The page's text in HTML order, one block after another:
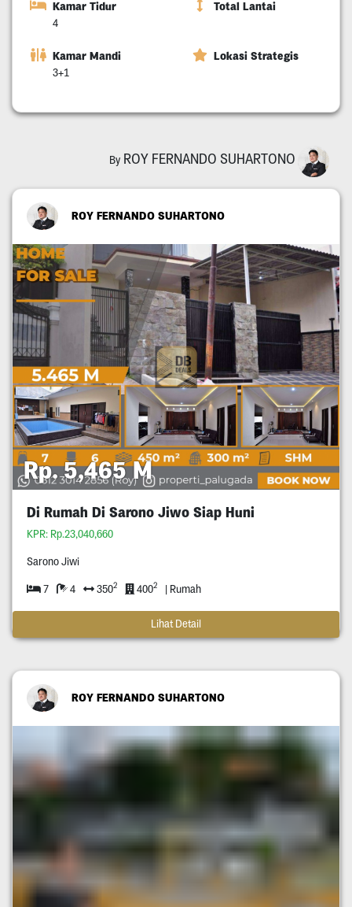
Kamar Tidur
4
Total Lantai
Kamar Mandi
3+1
Lokasi Strategis
By ROY FERNANDO SUHARTONO
ROY FERNANDO SUHARTONO
Rp. 5,465 M
Di Rumah Di Sarono Jiwo Siap Huni
KPR: Rp.23,040,660
Sarono Jiwi
7 4 3502 4002 | Rumah
Lihat Detail
ROY FERNANDO SUHARTONO